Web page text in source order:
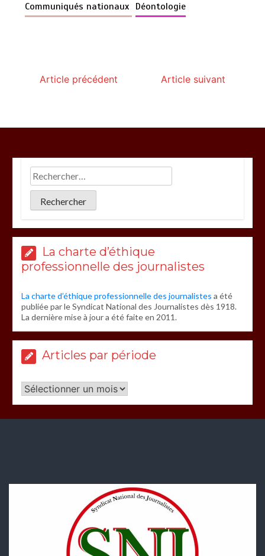
Communiqués nationaux Déontologie
Article précédent Article suivant
La charte d’éthique
professionnelle des journalistes
La charte d’éthique professionnelle des journalistes a été
publiée par le Syndicat National des Journalistes dès 1918.
La dernière mise à jour a été faite en 2011.
Articles par période
Articles
par
période